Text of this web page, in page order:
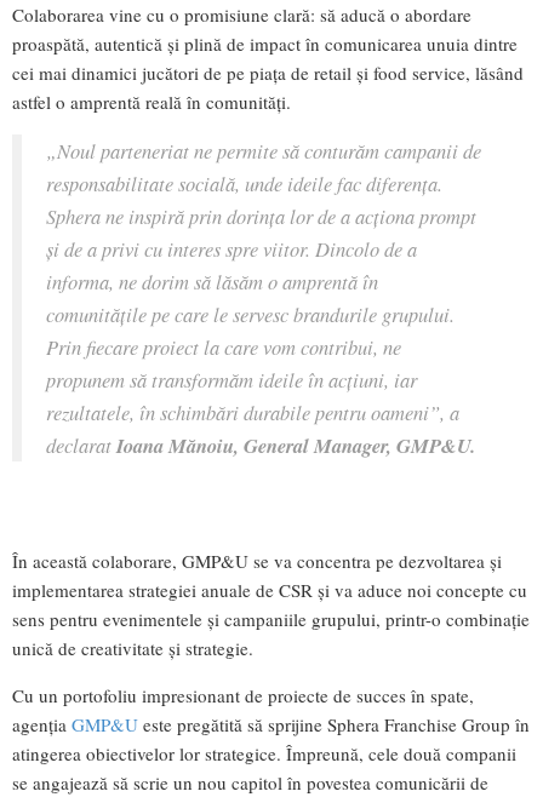
Colaborarea vine cu o promisiune clară: să aducă o abordare
proaspătă, autentică și plină de impact în comunicarea unuia dintre
cei mai dinamici jucători de pe piața de retail și food service, lăsând
astfel o amprentă reală în comunități.
„Noul parteneriat ne permite să conturăm campanii de
responsabilitate socială, unde ideile fac diferența.
Sphera ne inspiră prin dorința lor de a acționa prompt
și de a privi cu interes spre viitor. Dincolo de a
informa, ne dorim să lăsăm o amprentă în
comunitățile pe care le servesc brandurile grupului.
Prin fiecare proiect la care vom contribui, ne
propunem să transformăm ideile în acțiuni, iar
rezultatele, în schimbări durabile pentru oameni”, a
declaratIoana Mănoiu, General Manager, GMP&U.
În această colaborare, GMP&U se va concentra pe dezvoltarea și
implementarea strategiei anuale de CSR și va aduce noi concepte cu
sens pentru evenimentele și campaniile grupului, printr-o combinație
unică de creativitate și strategie.
Cu un portofoliu impresionant de proiecte de succes în spate,
agenția GMP&U este pregătită să sprijine Sphera Franchise Group în
atingerea obiectivelor lor strategice. Împreună, cele două companii
se angajează să scrie un nou capitol în povestea comunicării de